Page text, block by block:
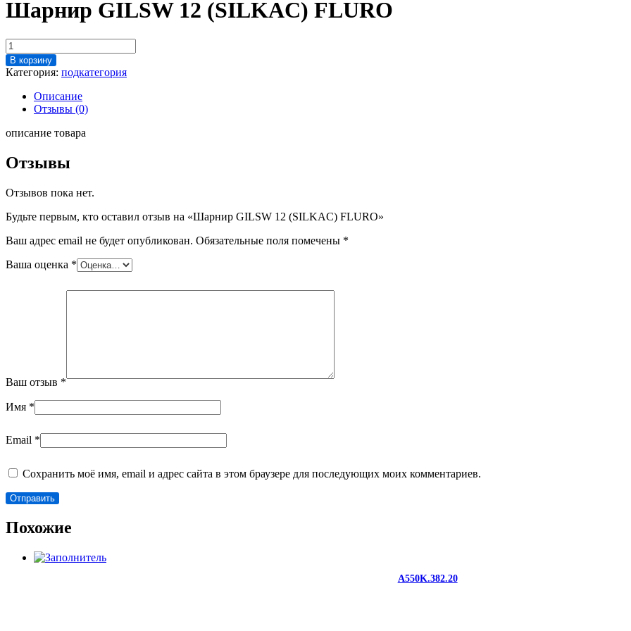
Шарнир GILSW 12 (SILKAC) FLURO
Количество
товара
Шарнир
GILSW
(SILKAC)
В корзину
Категория: подкатегория
Описание
Отзывы (0)
описание товара
Отзывы
Отзывов пока нет.
Будьте первым, кто оставил отзыв на «Шарнир GILSW 12 (SILKAC) FLURO»
Ваш адрес email не будет опубликован. Обязательные поля помечены *
Ваша оценка *
Ваш отзыв *
Имя *
Email *
Сохранить моё имя, email и адрес сайта в этом браузере для последующих моих комментариев.
Похожие
A550K.382.20